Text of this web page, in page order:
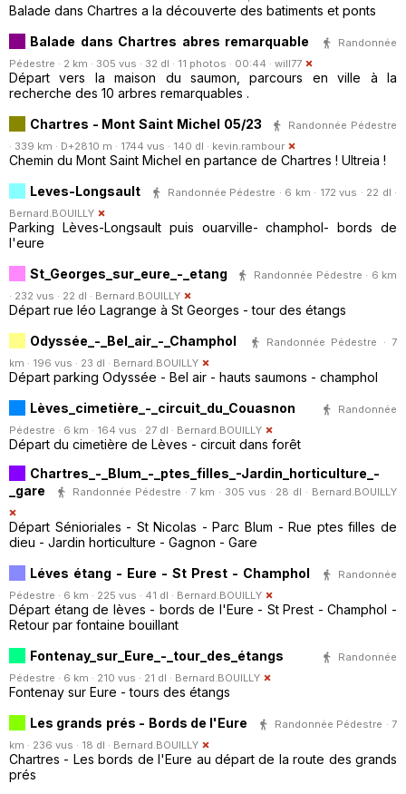
Balade dans Chartres a la découverte des batiments et ponts
Balade dans Chartres abres remarquable
Randonnée
Pédestre · 2 km · 305 vus · 32 dl · 11 photos · 00:44 · will77
Départ vers la maison du saumon, parcours en ville à la
recherche des 10 arbres remarquables .
Chartres - Mont Saint Michel 05/23
Randonnée Pédestre
· 339 km · D+2810 m · 1744 vus · 140 dl · kevin.rambour
Chemin du Mont Saint Michel en partance de Chartres ! Ultreia !
Leves-Longsault
Randonnée Pédestre · 6 km · 172 vus · 22 dl ·
Bernard.BOUILLY
Parking Lèves-Longsault puis ouarville- champhol- bords de
l'eure
St_Georges_sur_eure_-_etang
Randonnée Pédestre · 6 km
· 232 vus · 22 dl · Bernard.BOUILLY
Départ rue léo Lagrange à St Georges - tour des étangs
Odyssée_-_Bel_air_-_Champhol
Randonnée Pédestre · 7
km · 196 vus · 23 dl · Bernard.BOUILLY
Départ parking Odyssée - Bel air - hauts saumons - champhol
Lèves_cimetière_-_circuit_du_Couasnon
Randonnée
Pédestre · 6 km · 164 vus · 27 dl · Bernard.BOUILLY
Départ du cimetière de Lèves - circuit dans forêt
Chartres_-_Blum_-_ptes_filles_-Jardin_horticulture_-
_gare
Randonnée Pédestre · 7 km · 305 vus · 28 dl · Bernard.BOUILLY
Départ Sénioriales - St Nicolas - Parc Blum - Rue ptes filles de
dieu - Jardin horticulture - Gagnon - Gare
Léves étang - Eure - St Prest - Champhol
Randonnée
Pédestre · 6 km · 225 vus · 41 dl · Bernard.BOUILLY
Départ étang de lèves - bords de l'Eure - St Prest - Champhol -
Retour par fontaine bouillant
Fontenay_sur_Eure_-_tour_des_étangs
Randonnée
Pédestre · 6 km · 210 vus · 21 dl · Bernard.BOUILLY
Fontenay sur Eure - tours des étangs
Les grands prés - Bords de l'Eure
Randonnée Pédestre · 7
km · 236 vus · 18 dl · Bernard.BOUILLY
Chartres - Les bords de l'Eure au départ de la route des grands
prés